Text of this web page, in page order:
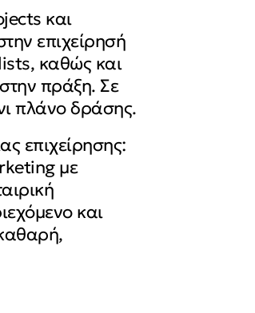
και
επιχείρησή
καθώς και
πράξη. Σε
πλάνο δράσης.
επιχείρησης:
με
και